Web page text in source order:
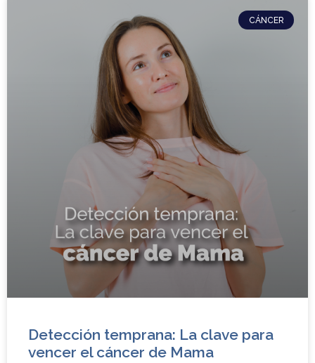
CÁNCER
Detección temprana: La clave para
vencer el cáncer de Mama